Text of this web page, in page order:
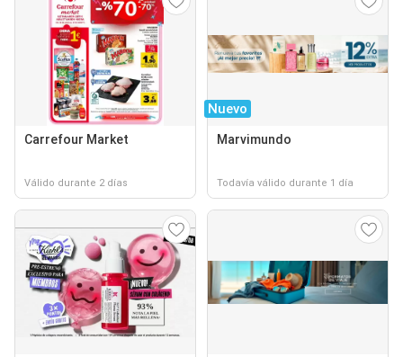
Carrefour Market
Válido durante 2 días
Nuevo
Marvimundo
Todavía válido durante 1 día